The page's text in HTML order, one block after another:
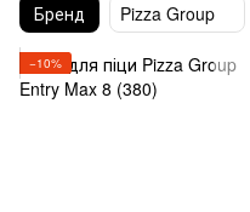
Бренд Pizza Group
−10%